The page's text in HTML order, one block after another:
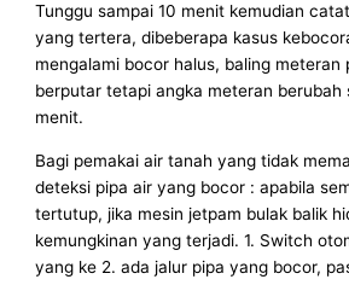
Tunggu sampai 10 menit kemudian
yang tertera, dibeberapa kasus
mengalami bocor halus, baling meteran
berputar tetapi angka meteran berubah
menit.
Bagi pemakai air tanah yang tidak
deteksi pipa air yang bocor : apabila
tertutup, jika mesin jetpam bulak balik
kemungkinan yang terjadi. 1. Switch
yang ke 2. ada jalur pipa yang bocor,